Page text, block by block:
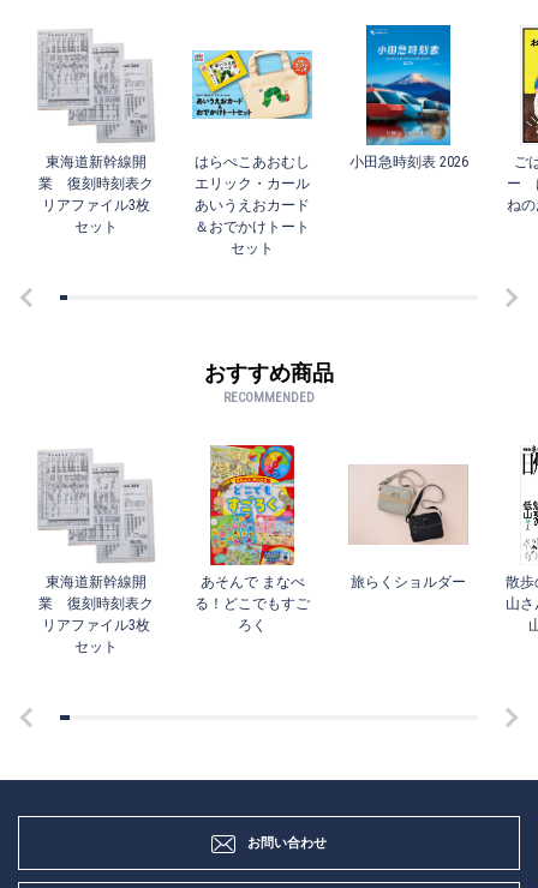
東海道新幹線開
業 復刻時刻表ク
リアファイル3枚
セット
はらぺこあおむし
エリック・カール
あいうえおカード
＆おでかけトート
セット
小田急時刻表 2026
ご
ー
ね
おすすめ商品
RECOMMENDED
東海道新幹線開
業 復刻時刻表ク
リアファイル3枚
セット
あそんで まなべ
る！どこでもすご
ろく
旅らくショルダー
散歩
山さ
お問い合わせ